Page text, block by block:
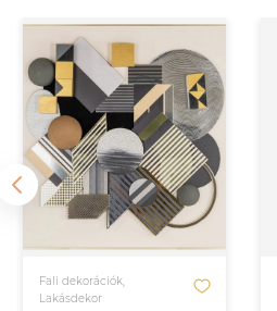
Fali dekorációk,
Lakásdekor